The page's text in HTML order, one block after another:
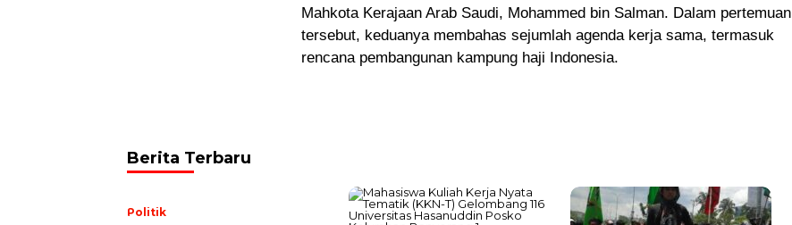
Mahkota Kerajaan Arab Saudi, Mohammed bin Salman. Dalam pertemuan
tersebut, keduanya membahas sejumlah agenda kerja sama, termasuk
rencana pembangunan kampung haji Indonesia.
Berita Terbaru
Politik